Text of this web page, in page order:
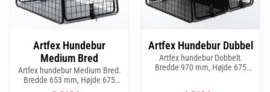
Artfex Hundebur
Medium Bred
Artfex hundebur Medium Bred.
Bredde 653 mm, Højde 675
mm, Dybde 830 mm og vægt
Artfex Hundebur Dubbel
Artfex hundebur Dobbelt.
Bredde 970 mm, Højde 675